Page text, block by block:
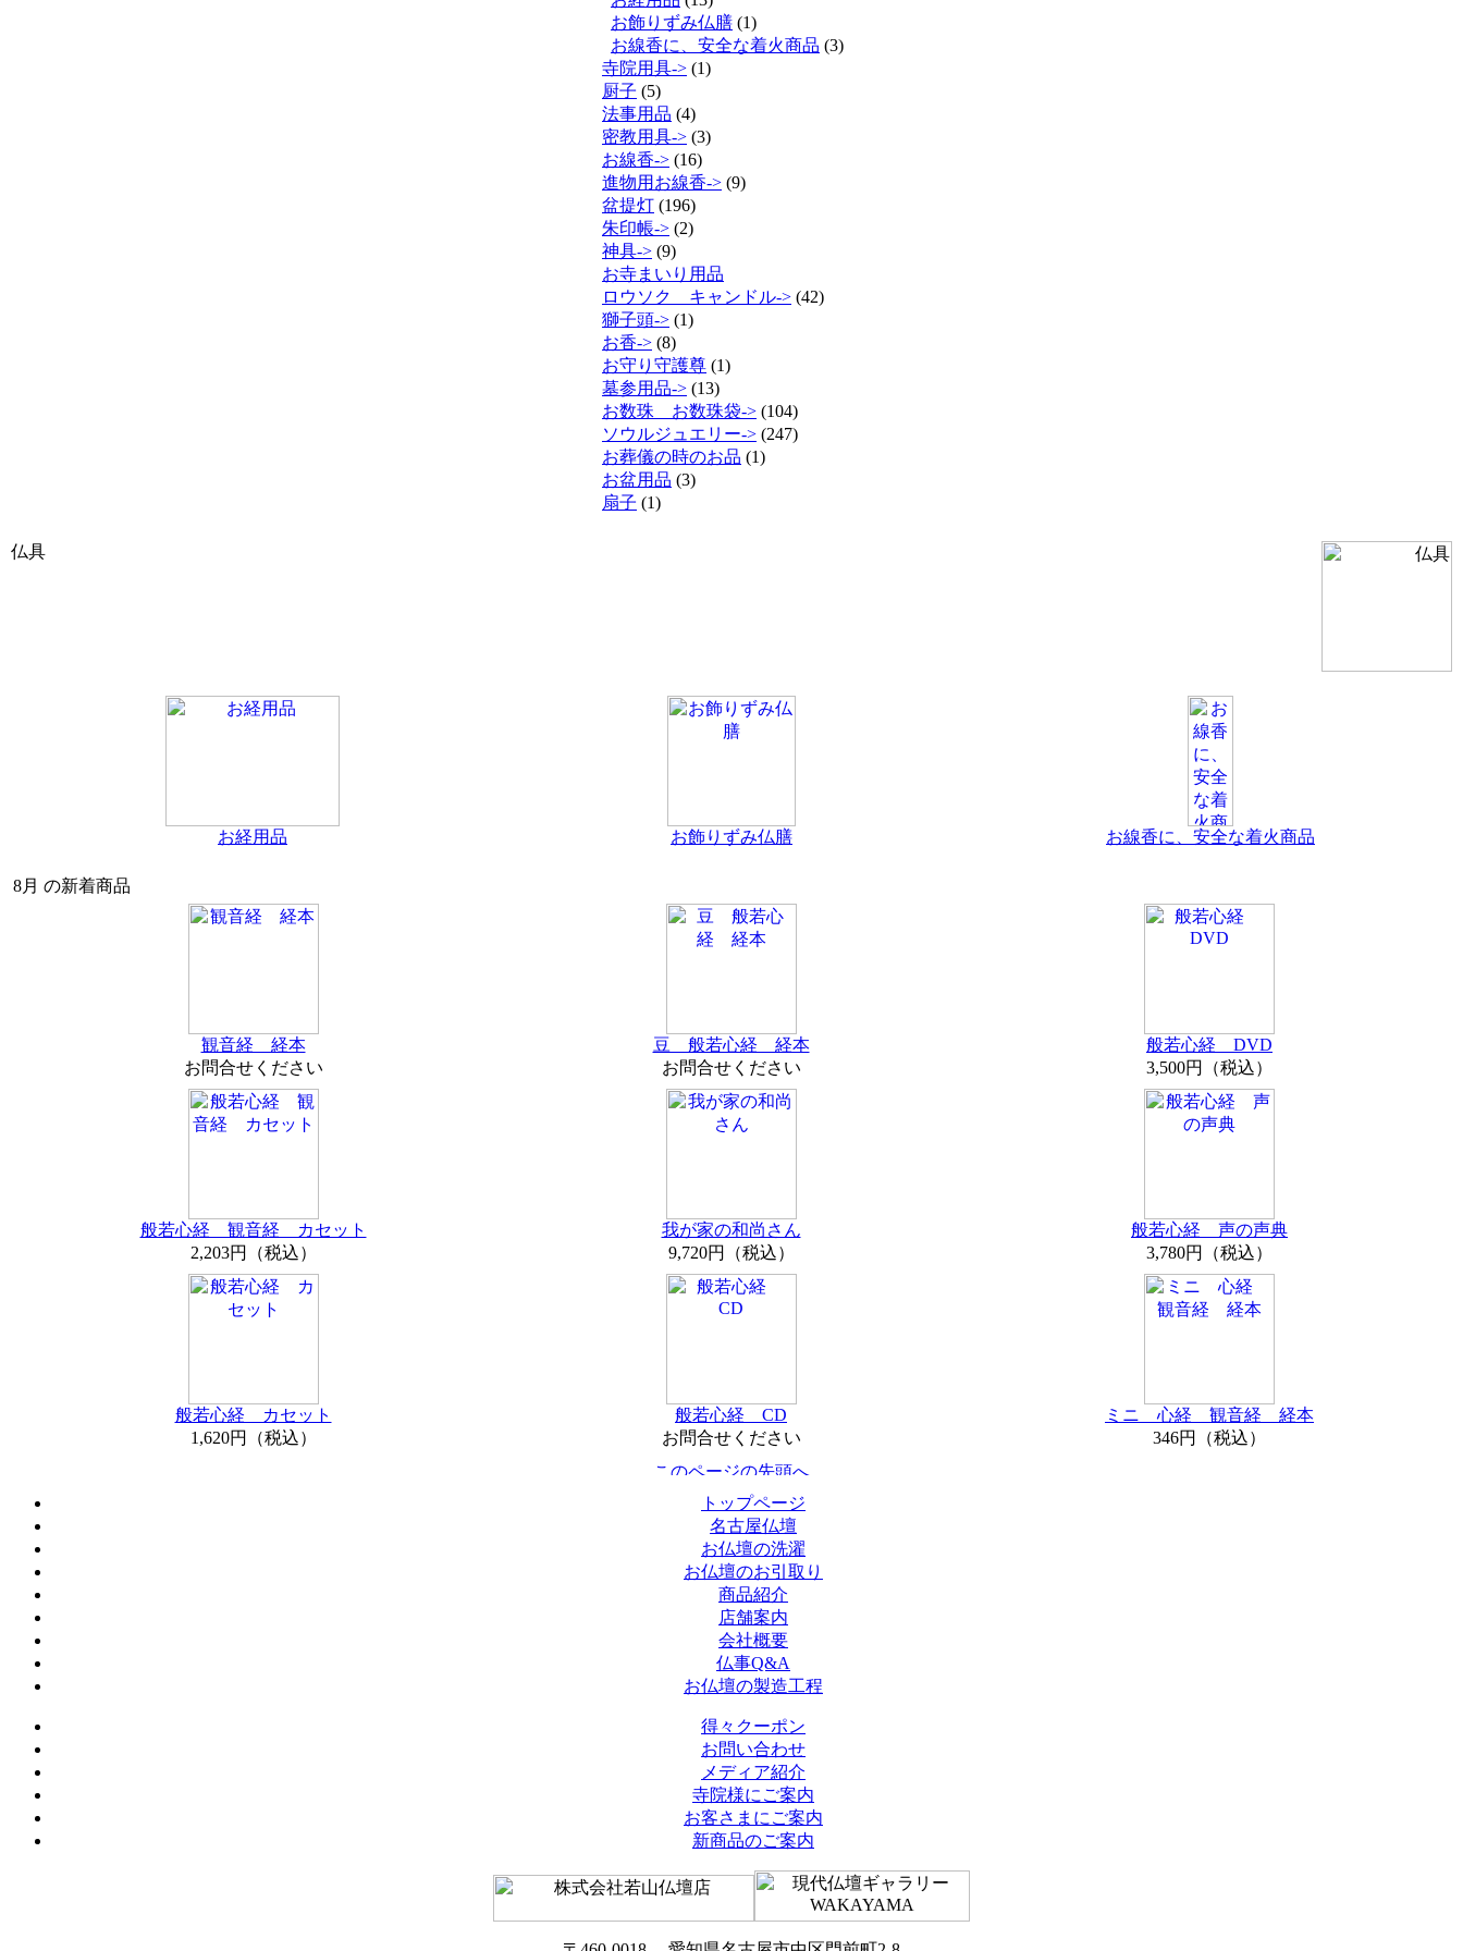
お飾りずみ仏膳 (1)
お線香に、安全な着火商品 (3)
寺院用具-> (1)
厨子 (5)
法事用品 (4)
密教用具-> (3)
お線香-> (16)
進物用お線香-> (9)
盆提灯 (196)
朱印帳-> (2)
神具-> (9)
お寺まいり用品
ロウソク キャンドル-> (42)
獅子頭-> (1)
お香-> (8)
お守り守護尊 (1)
墓参用品-> (13)
お数珠 お数珠袋-> (104)
ソウルジュエリー-> (247)
お葬儀の時のお品 (1)
お盆用品 (3)
扇子 (1)
仏具
お経用品 お飾りずみ仏膳 お線香に、安全な着火商品
8月 の新着商品
観音経 経本
お問合せください
豆 般若心経 経本
お問合せください
般若心経 DVD
3,500円（税込）
般若心経 観音経 カセット
2,203円（税込）
我が家の和尚さん
9,720円（税込）
般若心経 声の声典
3,780円（税込）
般若心経 カセット
1,620円（税込）
般若心経 CD
お問合せください
ミニ 心経 観音経 経本
346円（税込）
トップページ
名古屋仏壇
お仏壇の洗濯
お仏壇のお引取り
商品紹介
店舗案内
会社概要
仏事Q&A
お仏壇の製造工程
得々クーポン
お問い合わせ
メディア紹介
寺院様にご案内
お客さまにご案内
新商品のご案内